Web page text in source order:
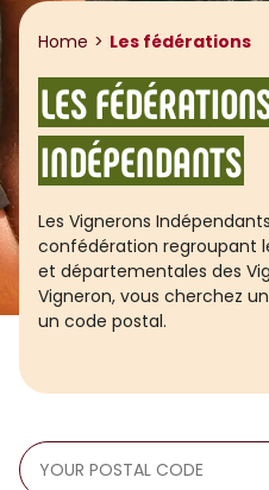
Home Les fédérations
LES
INDÉPENDANTS
Les Vignerons
confédération regroupant
et départementales des
Vigneron, vous cherchez
un code postal.